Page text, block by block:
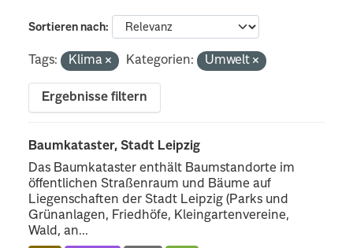
Sortieren nach
Tags: Klima Kategorien: Umwelt
Ergebnisse filtern
Baumkataster, Stadt Leipzig
Das Baumkataster enthält Baumstandorte im
öffentlichen Straßenraum und Bäume auf
Liegenschaften der Stadt Leipzig (Parks und
Grünanlagen, Friedhöfe, Kleingartenvereine,
Wald, an...